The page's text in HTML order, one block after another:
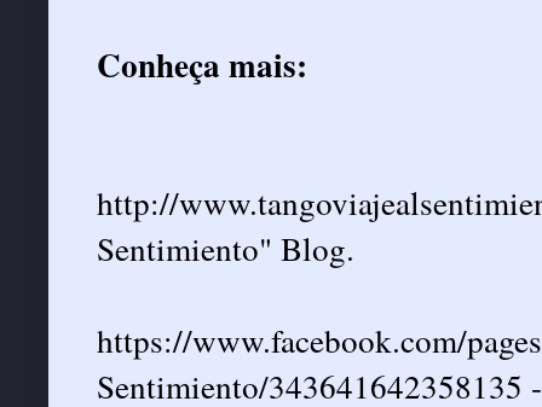
Conheça mais:
http://
Sentimiento" Blog.
https://www.facebook.com/
Sentimiento/343641642358135